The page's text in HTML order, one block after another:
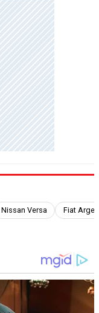
Nissan Versa Fiat